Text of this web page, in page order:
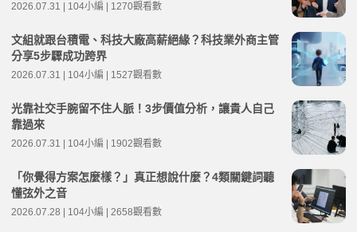
2026.07.31 | 104小編 | 1270觀看數
文組就跟台積電、科技大廠高薪絕緣？科技業外商主管
分享5步驟成功跨界
2026.07.31 | 104小編 | 1527觀看數
光靠社交手腕留不住人脈！3步價值分析，讓貴人自己
靠過來
2026.07.31 | 104小編 | 1902觀看數
「你覺得方案怎麼樣？」真正想說什麼？4類關鍵詞聽
懂弦外之音
2026.07.28 | 104小編 | 2658觀看數